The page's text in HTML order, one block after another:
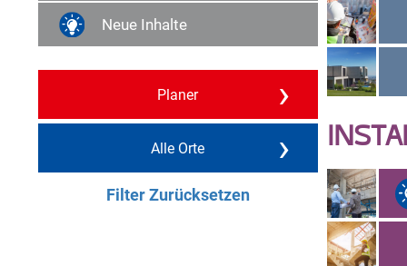
Neue Inhalte
Planer ›
Alle Orte ›
Filter Zurücksetzen